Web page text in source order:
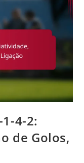
4-2:
de Golos,